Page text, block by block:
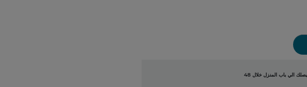
الي باب المنزل خلال 48